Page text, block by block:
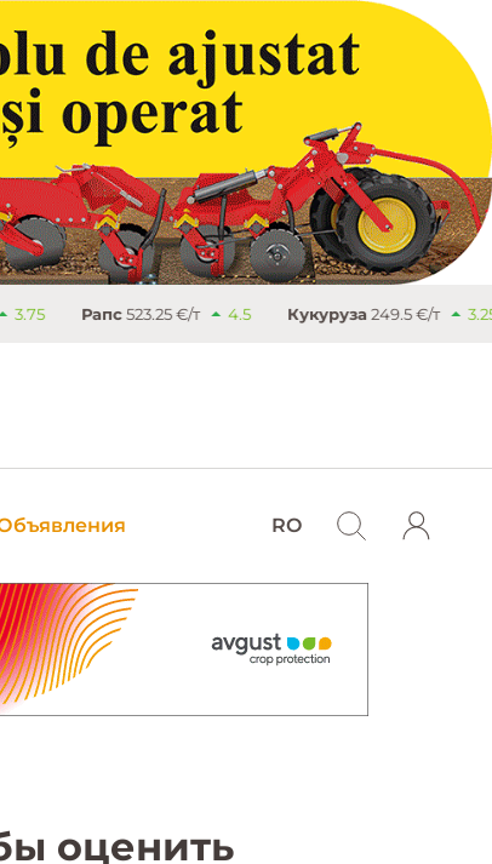
523.25 €/т 4.5 Кукуруза 249.5 €/т 3.25 Сахар
RO
оценить